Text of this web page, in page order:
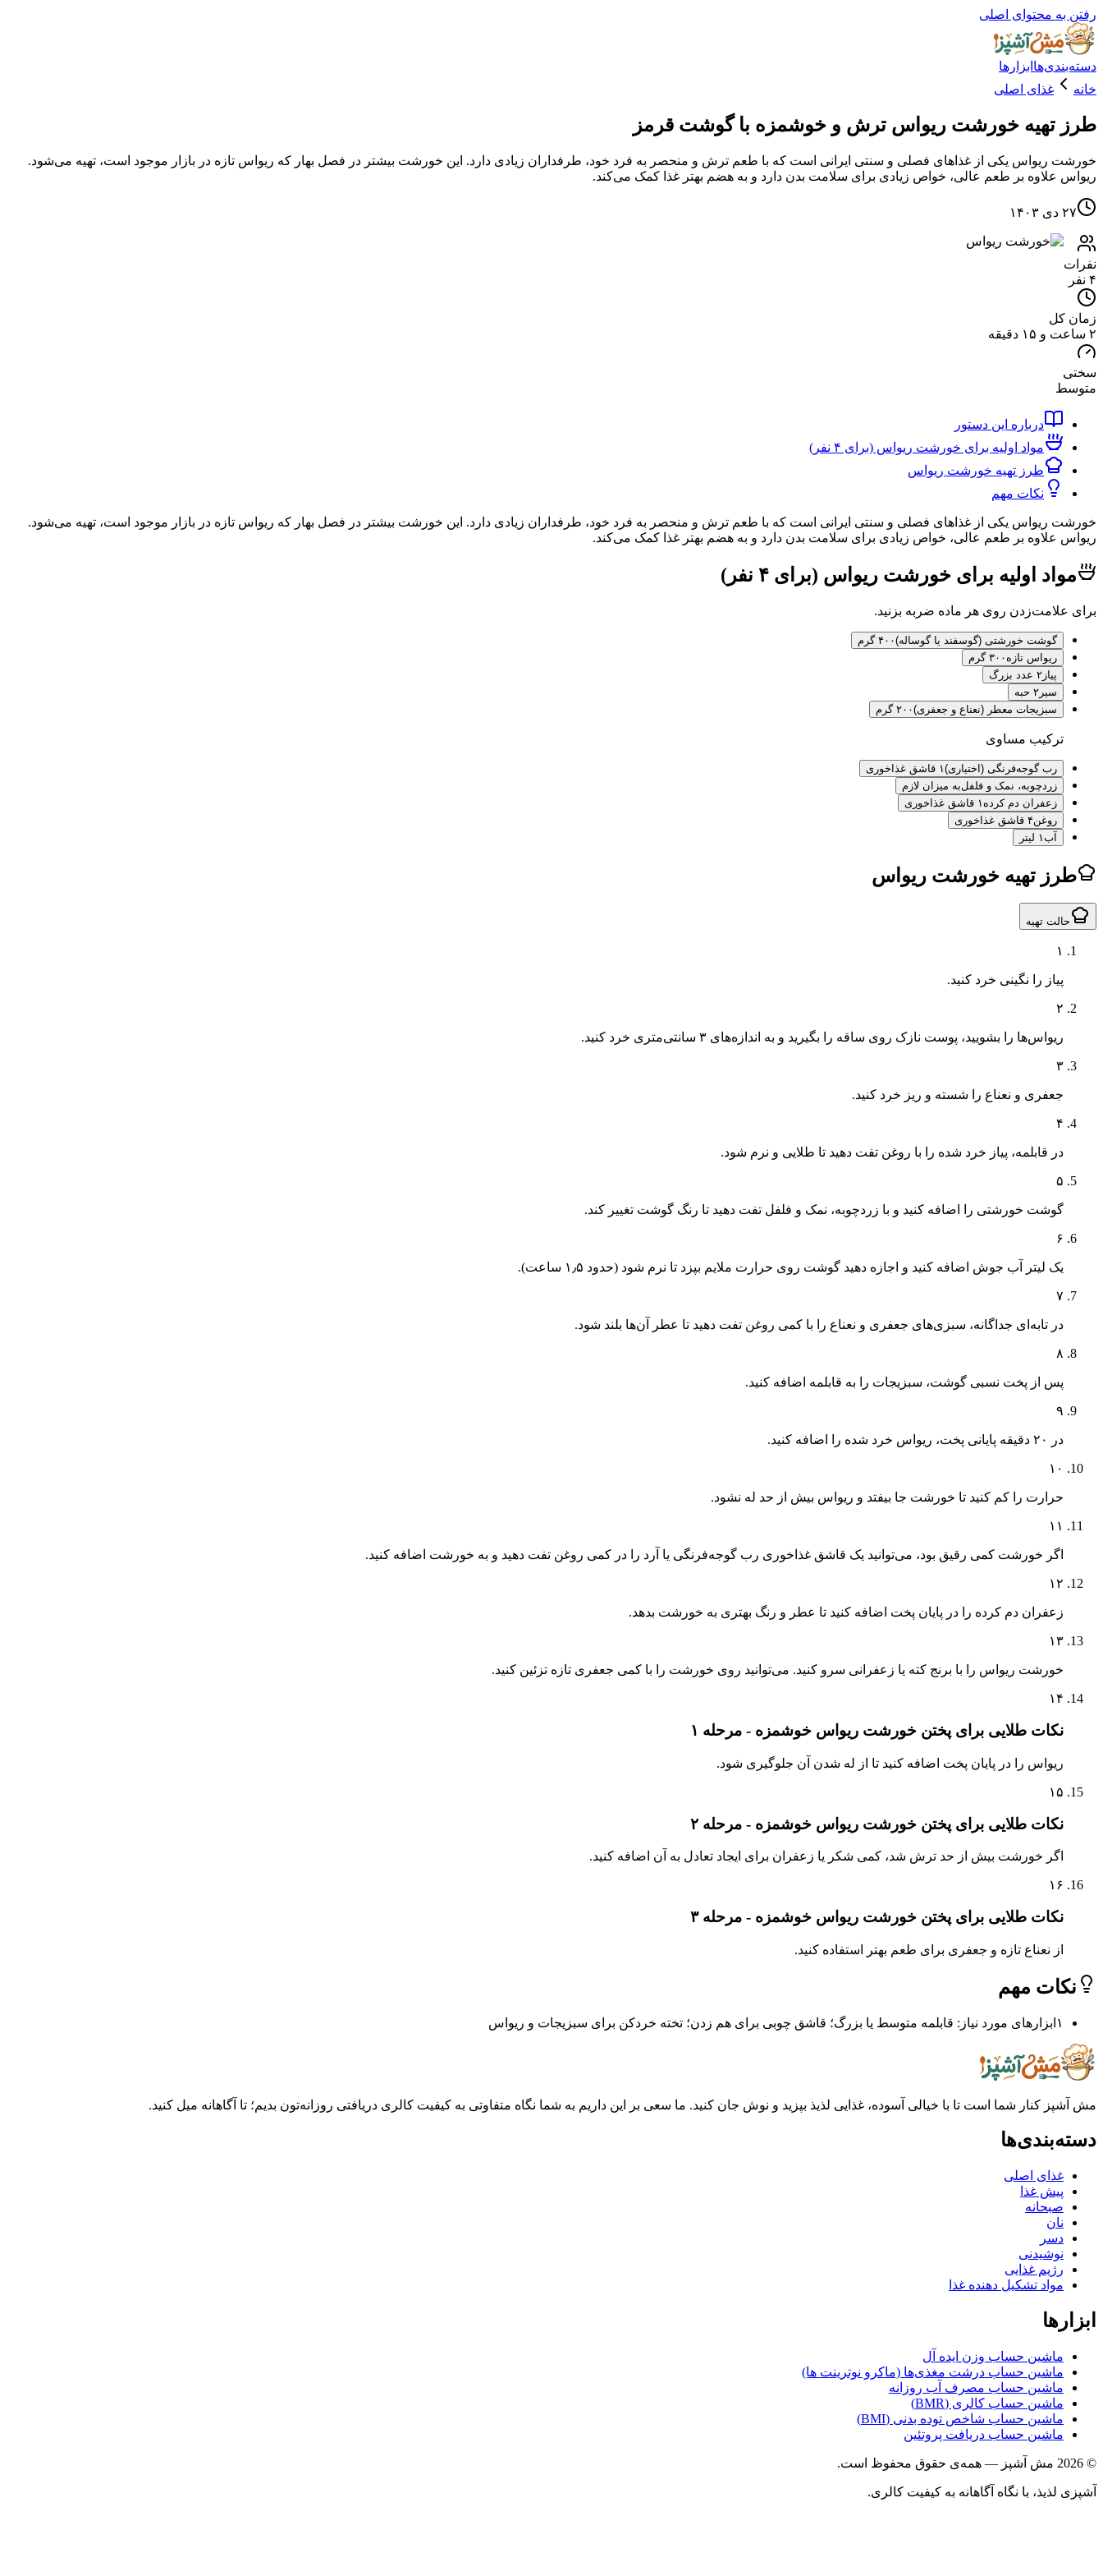
رفتن به محتوای اصلی
دسته‌بندی‌ها ابزارها
خانه
غذای اصلی
طرز تهیه خورشت ریواس ترش و خوشمزه با گوشت قرمز
خورشت ریواس یکی از غذاهای فصلی و سنتی ایرانی است که با طعم ترش و منحصر به فرد خود، طرفداران زیادی دارد. این خورشت بیشتر در فصل بهار که ریواس تازه در بازار موجود است، تهیه می‌شود.
ریواس علاوه بر طعم عالی، خواص زیادی برای سلامت بدن دارد و به هضم بهتر غذا کمک می‌کند.
۲۷ دی ۱۴۰۳
نفرات
۴ نفر
زمان کل
۲ ساعت و ۱۵ دقیقه
سختی
متوسط
درباره این دستور
مواد اولیه برای خورشت ریواس (برای ۴ نفر)
طرز تهیه خورشت ریواس
نکات مهم
خورشت ریواس یکی از غذاهای فصلی و سنتی ایرانی است که با طعم ترش و منحصر به فرد خود، طرفداران زیادی دارد. این خورشت بیشتر در فصل بهار که ریواس تازه در بازار موجود است، تهیه می‌شود.
ریواس علاوه بر طعم عالی، خواص زیادی برای سلامت بدن دارد و به هضم بهتر غذا کمک می‌کند.
مواد اولیه برای خورشت ریواس (برای ۴ نفر)
برای علامت‌زدن روی هر ماده ضربه بزنید.
گوشت خورشتی (گوسفند یا گوساله)۴۰۰ گرم
ریواس تازه ۳۰۰ گرم
پیاز ۲ عدد بزرگ
سیر ۲ حبه
سبزیجات معطر (نعناع و جعفری)۲۰۰ گرم
ترکیب مساوی
رب گوجه‌فرنگی (اختیاری)۱ قاشق غذاخوری
زردچوبه، نمک و فلفلبه میزان لازم
زعفران دم کرده ۱ قاشق غذاخوری
روغن۴ قاشق غذاخوری
آب۱ لیتر
طرز تهیه خورشت ریواس
حالت تهیه
۱
پیاز را نگینی خرد کنید.
۲
ریواس‌ها را بشویید، پوست نازک روی ساقه را بگیرید و به اندازه‌های ۳ سانتی‌متری خرد کنید.
۳
جعفری و نعناع را شسته و ریز خرد کنید.
۴
در قابلمه، پیاز خرد شده را با روغن تفت دهید تا طلایی و نرم شود.
۵
گوشت خورشتی را اضافه کنید و با زردچوبه، نمک و فلفل تفت دهید تا رنگ گوشت تغییر کند.
۶
یک لیتر آب جوش اضافه کنید و اجازه دهید گوشت روی حرارت ملایم بپزد تا نرم شود (حدود ۱٫۵ ساعت).
۷
در تابه‌ای جداگانه، سبزی‌های جعفری و نعناع را با کمی روغن تفت دهید تا عطر آن‌ها بلند شود.
۸
پس از پخت نسبی گوشت، سبزیجات را به قابلمه اضافه کنید.
۹
در ۲۰ دقیقه پایانی پخت، ریواس خرد شده را اضافه کنید.
۱۰
حرارت را کم کنید تا خورشت جا بیفتد و ریواس بیش از حد له نشود.
۱۱
اگر خورشت کمی رقیق بود، می‌توانید یک قاشق غذاخوری رب گوجه‌فرنگی یا آرد را در کمی روغن تفت دهید و به خورشت اضافه کنید.
۱۲
زعفران دم کرده را در پایان پخت اضافه کنید تا عطر و رنگ بهتری به خورشت بدهد.
۱۳
خورشت ریواس را با برنج کته یا زعفرانی سرو کنید. می‌توانید روی خورشت را با کمی جعفری تازه تزئین کنید.
۱۴
نکات طلایی برای پختن خورشت ریواس خوشمزه - مرحله ۱
ریواس را در پایان پخت اضافه کنید تا از له شدن آن جلوگیری شود.
۱۵
نکات طلایی برای پختن خورشت ریواس خوشمزه - مرحله ۲
اگر خورشت بیش از حد ترش شد، کمی شکر یا زعفران برای ایجاد تعادل به آن اضافه کنید.
۱۶
نکات طلایی برای پختن خورشت ریواس خوشمزه - مرحله ۳
از نعناع تازه و جعفری برای طعم بهتر استفاده کنید.
نکات مهم
۱ ابزارهای مورد نیاز: قابلمه متوسط یا بزرگ؛ قاشق چوبی برای هم زدن؛ تخته خردکن برای سبزیجات و ریواس
مش آشپز کنار شما است تا با خیالی آسوده، غذایی لذیذ بپزید و نوش جان کنید. ما سعی بر این داریم به شما نگاه متفاوتی به کیفیت کالری دریافتی روزانه‌تون بدیم؛ تا آگاهانه میل کنید.
دسته‌بندی‌ها
غذای اصلی
پیش غذا
صبحانه
نان
دسر
نوشیدنی
رژیم غذایی
مواد تشکیل دهنده غذا
ابزارها
ماشین حساب وزن ایده آل
ماشین حساب درشت مغذی‌ها (ماکرو نوترینت ها)
ماشین حساب مصرف آب روزانه
ماشین حساب کالری (BMR)
ماشین حساب شاخص توده بدنی (BMI)
ماشین حساب دریافت پروتئین
© 2026 مش آشپز — همه‌ی حقوق محفوظ است.
آشپزی لذیذ، با نگاه آگاهانه به کیفیت کالری.